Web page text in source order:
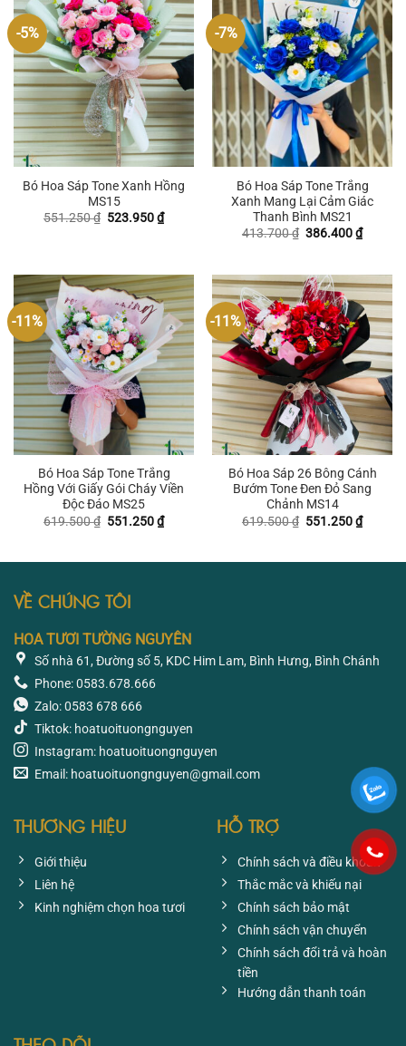
-5%
Bó Hoa Sáp Tone Xanh Hồng
MS15
551.250₫ Giá
523.950₫Giá
hiện
-7%
Bó Hoa Sáp Tone Trắng
Xanh Mang Lại Cảm Giác
Thanh Bình MS21
413.700₫ Giá
386.400₫Giá
hiện
-11%
Bó Hoa Sáp Tone Trắng
Hồng Với Giấy Gói Cháy Viền
Độc Đáo MS25
619.500₫ Giá
551.250₫Giá
hiện
-11%
Bó Hoa Sáp 26 Bông Cánh
Bướm Tone Đen Đỏ Sang
Chảnh MS14
619.500₫ Giá
551.250₫Giá
hiện
VỀ CHÚNG TÔI
HOA TƯƠI TƯỜNG NGUYÊN
Số nhà 61, Đường số 5, KDC Him Lam, Bình Hưng, Bình Chánh
Phone: 0583.678.666
Zalo: 0583 678 666
Tiktok: hoatuoituongnguyen
Instagram: hoatuoituongnguyen
Email: hoatuoituongnguyen@gmail.com
THƯƠNG HIỆU
Giới thiệu
Liên hệ
Kinh nghiệm chọn hoa tươi
HỖ TRỢ
Chính sách và điều khoản
Thắc mắc và khiếu nại
Chính sách bảo mật
Chính sách vận chuyển
Chính sách đổi trả và hoàn
tiền
Hướng dẫn thanh toán